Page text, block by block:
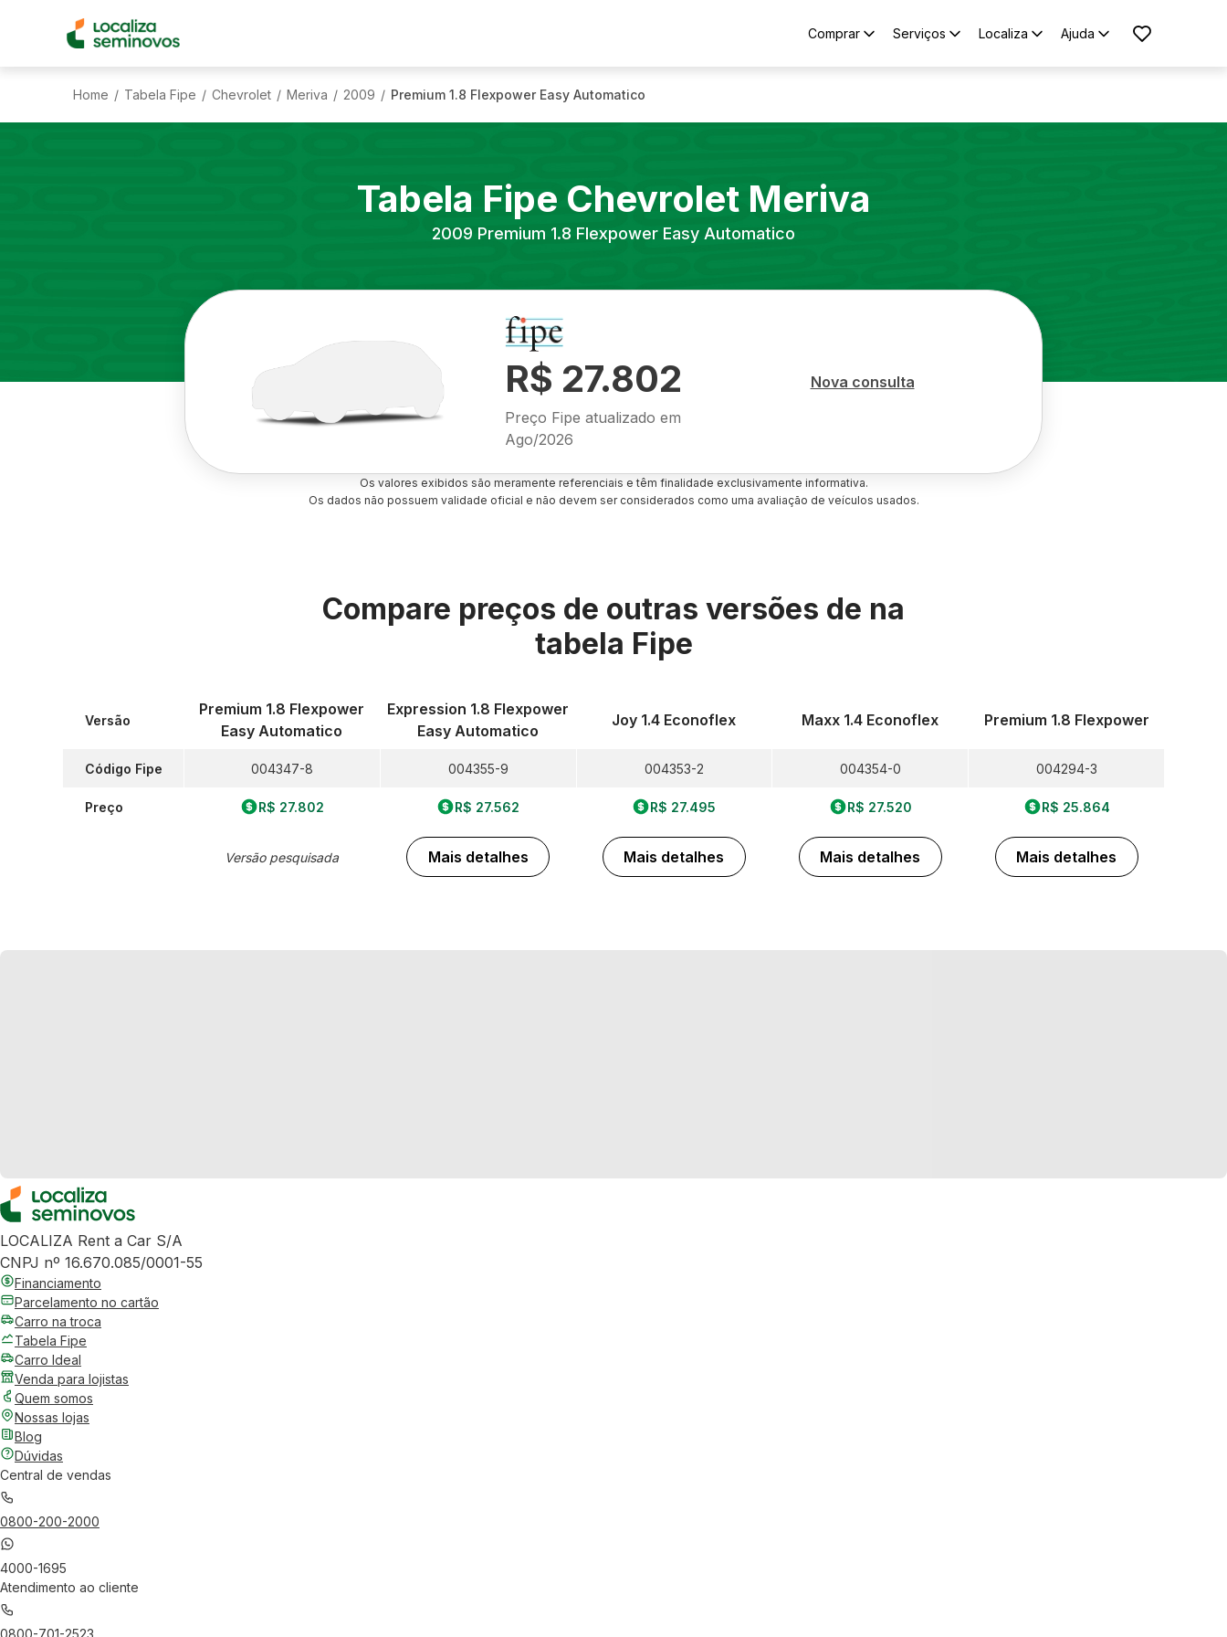
Comprar Serviços Localiza Ajuda
Home / Tabela Fipe / Chevrolet / Meriva / 2009 / Premium 1.8 Flexpower Easy Automatico
Tabela Fipe Chevrolet Meriva
2009 Premium 1.8 Flexpower Easy Automatico
R$ 27.802
Preço Fipe atualizado em
Ago/2026
Nova consulta
Os valores exibidos são meramente referenciais e têm finalidade exclusivamente informativa.
Os dados não possuem validade oficial e não devem ser considerados como uma avaliação de veículos usados.
Compare preços de outras versões de na
tabela Fipe
Versão
Código Fipe
Preço
Premium 1.8 Flexpower
Easy Automatico
004347-8
R$ 27.802
Versão pesquisada
Expression 1.8 Flexpower
Easy Automatico
004355-9
R$ 27.562
Mais detalhes
Joy 1.4 Econoflex
004353-2
R$ 27.495
Mais detalhes
Maxx 1.4 Econoflex
004354-0
R$ 27.520
Mais detalhes
Premium 1.8 Flexpower
004294-3
R$ 25.864
Mais detalhes
LOCALIZA Rent a Car S/A
CNPJ nº 16.670.085/0001-55
Financiamento
Parcelamento no cartão
Carro na troca
Tabela Fipe
Carro Ideal
Venda para lojistas
Quem somos
Nossas lojas
Blog
Dúvidas
Central de vendas
0800-200-2000
4000-1695
Atendimento ao cliente
0800-701-2523